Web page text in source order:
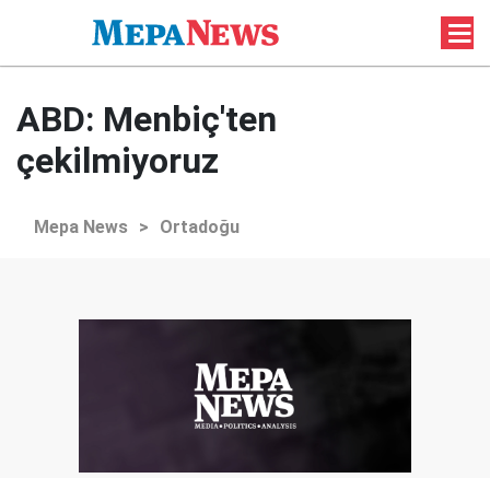
ABD: Menbiç'ten
çekilmiyoruz
Mepa News > Ortadoğu